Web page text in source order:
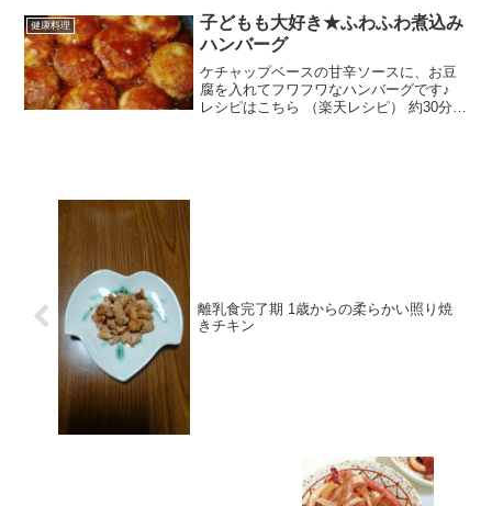
★マヨ...
健康料理
子どもも大好き★ふわふわ煮込み
ハンバーグ
ケチャップベースの甘辛ソースに、お豆
腐を入れてフワフワなハンバーグです♪
レシピはこちら （楽天レシピ） 約30分
離乳食完了期 1歳からの柔らかい照り焼
きチキン